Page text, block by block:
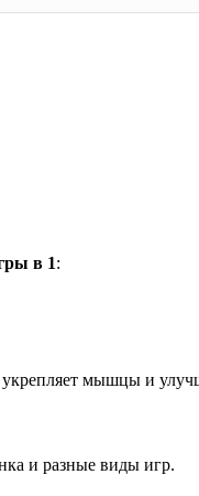
в 1:
укрепляет мышцы и
и разные виды игр.